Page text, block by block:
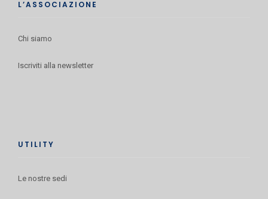
L’ASSOCIAZIONE
Chi siamo
Iscriviti alla newsletter
UTILITY
Le nostre sedi